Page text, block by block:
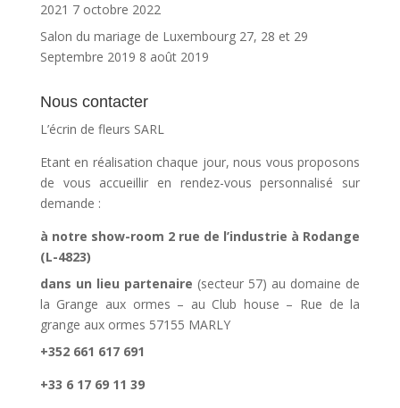
2021 7 octobre 2022
Salon du mariage de Luxembourg 27, 28 et 29
Septembre 2019 8 août 2019
Nous contacter
L’écrin de fleurs SARL
Etant en réalisation chaque jour, nous vous proposons
de vous accueillir en rendez-vous personnalisé sur
demande :
à notre show-room 2 rue de l’industrie à Rodange
(L-4823)
dans un lieu partenaire (secteur 57) au domaine de
la Grange aux ormes – au Club house – Rue de la
grange aux ormes 57155 MARLY
+352 661 617 691
+33 6 17 69 11 39